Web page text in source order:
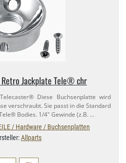
Jackplate Tele® chr
Diese Buchsenplatte wird
verschraubt. Sie passt in die Standard
Bodies. 1/​4" Gewinde (z.​B. …
/ Hardware / Buchsenplatten
Allparts